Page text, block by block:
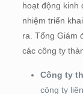
hoạt động kinh
nhiệm triển
ra. Tổng Giám
các công ty
Công ty
công ty